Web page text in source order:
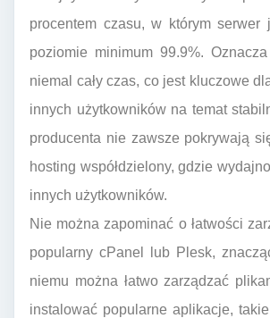
procentem czasu, w którym
poziomie minimum 99.9%.
niemal cały czas, co jest kluczowe
innych użytkowników na temat
producenta nie zawsze pokrywają
hosting współdzielony, gdzie
innych użytkowników.
Nie można zapominać o łatwości
popularny cPanel lub Plesk,
niemu można łatwo zarządzać
instalować popularne aplikacje,